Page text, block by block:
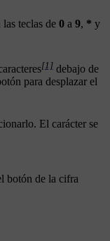
teclas de 0 a 9, * y
[1] debajo de
para desplazar el
El carácter se
botón de la cifra